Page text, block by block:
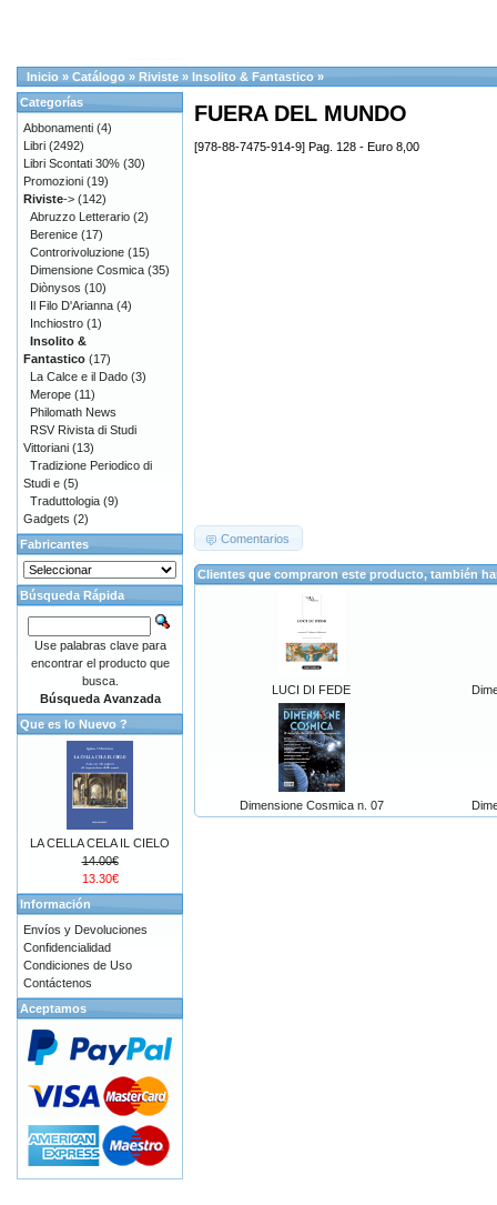
Inicio » Catálogo » Riviste » Insolito & Fantastico »
FUERA DEL MUNDO
[978-88-7475-914-9] Pag. 128 - Euro 8,00
Comentarios
Clientes que compraron este producto, también
LUCI DI FEDE
Dimensione Cosmica n. 07
Categorías
Abbonamenti (4)
Libri (2492)
Libri Scontati 30% (30)
Promozioni (19)
Riviste-> (142)
Abruzzo Letterario (2)
Berenice (17)
Controrivoluzione (15)
Dimensione Cosmica (35)
Diònysos (10)
Il Filo D'Arianna (4)
Inchiostro (1)
Insolito &
Fantastico (17)
La Calce e il Dado (3)
Merope (11)
Philomath News
RSV Rivista di Studi
Vittoriani (13)
Tradizione Periodico di
Studi e (5)
Traduttologia (9)
Gadgets (2)
Fabricantes
Búsqueda Rápida
Use palabras clave para
encontrar el producto que
busca.
Búsqueda Avanzada
Que es lo Nuevo ?
LA CELLA CELA IL CIELO
14.00€
13.30€
Información
Envíos y Devoluciones
Confidencialidad
Condiciones de Uso
Contáctenos
Aceptamos